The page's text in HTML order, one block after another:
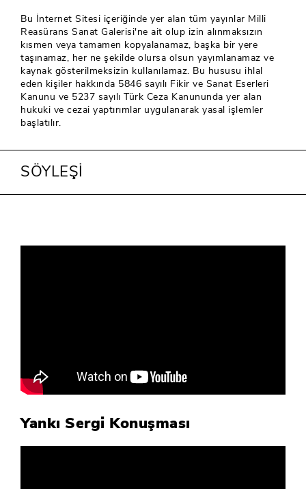
Bu İnternet Sitesi içeriğinde yer alan tüm yayınlar Milli
Reasürans Sanat Galerisi'ne ait olup izin alınmaksızın
kısmen veya tamamen kopyalanamaz, başka bir yere
taşınamaz, her ne şekilde olursa olsun yayımlanamaz ve
kaynak gösterilmeksizin kullanılamaz. Bu hususu ihlal
eden kişiler hakkında 5846 sayılı Fikir ve Sanat Eserleri
Kanunu ve 5237 sayılı Türk Ceza Kanununda yer alan
hukuki ve cezai yaptırımlar uygulanarak yasal işlemler
başlatılır.
SÖYLEŞİ
Yankı Sergi Konuşması